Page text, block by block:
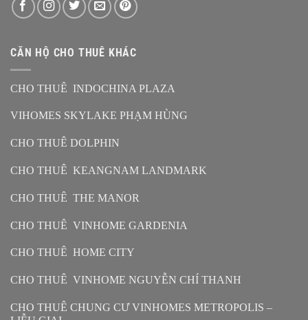
CĂN HỘ CHO THUÊ KHÁC
CHO THUÊ INDOCHINA PLAZA
VIHOMES SKYLAKE PHẠM HÙNG
CHO THUÊ DOLPHIN
CHO THUÊ KEANGNAM LANDMARK
CHO THUÊ THE MANOR
CHO THUÊ VINHOME GARDENIA
CHO THUÊ HOME CITY
CHO THUÊ VINHOME NGUYỄN CHÍ THANH
CHO THUÊ CHUNG CƯ VINHOMES METROPOLIS –